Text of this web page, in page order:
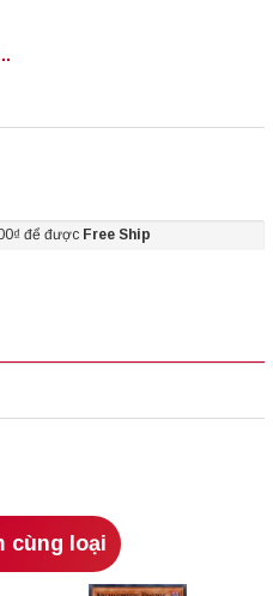
để được Free Ship
cùng loại